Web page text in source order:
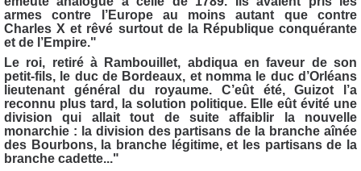
armes contre l’Europe au moins autant que contre
Charles X et rêvé surtout de la République conquérante
et de l’Empire."
Le roi, retiré à Rambouillet, abdiqua en faveur de son
petit-fils, le duc de Bordeaux, et nomma le duc d’Orléans
lieutenant général du royaume. C’eût été, Guizot l’a
reconnu plus tard, la solution politique. Elle eût évité une
division qui allait tout de suite affaiblir la nouvelle
monarchie : la division des partisans de la branche aînée
des Bourbons, la branche légitime, et les partisans de la
branche cadette..."